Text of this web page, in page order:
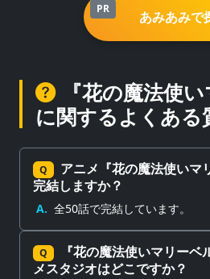
PR あみあみで
『花の魔法使
に関するよくある
Q
アニメ『花の魔法使いマ
完結しますか？
A. 全50話で完結しています。
Q
『花の魔法使いマリー
メスタジオはどこですか？